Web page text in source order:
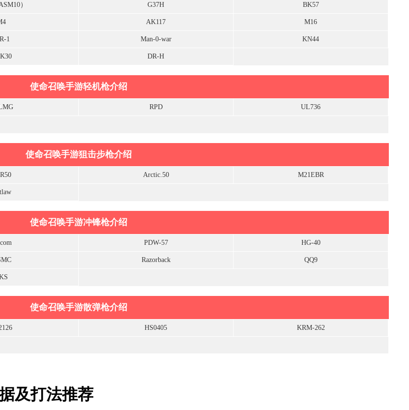
） G37H BK57
AK117 M16
1 Man-0-war KN44
DR-H
使命召唤手游轻机枪介绍
RPD UL736
使命召唤手游狙击步枪介绍
Arctic.50 M21EBR
使命召唤手游冲锋枪介绍
PDW-57 HG-40
Razorback QQ9
使命召唤手游散弹枪介绍
HS0405 KRM-262
及打法推荐